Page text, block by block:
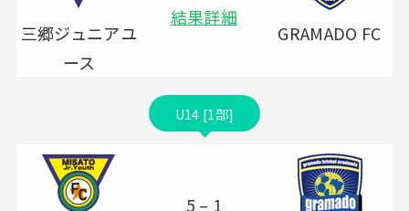
三郷ジュニアユ
ース
結果詳細
GRAMADO FC
U14 [1部]
5 – 1